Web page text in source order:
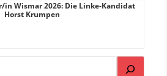
Wismar 2026: Die Linke-Kandidat
Horst Krumpen